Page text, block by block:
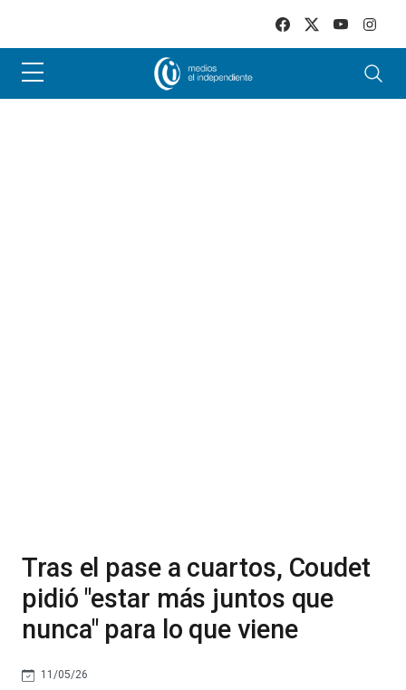
Tras el pase a cuartos, Coudet
pidió "estar más juntos que
nunca" para lo que viene
11/05/26